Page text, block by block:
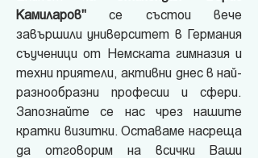
Камиларов" се състои вече
завършили университет в Германия
съученици от Немската гимназия и
техни приятели, активни днес в най-
разнообразни професии и сфери.
Запознайте се нас чрез нашите
кратки визитки. Оставаме насреща
да отговорим на всички Ваши